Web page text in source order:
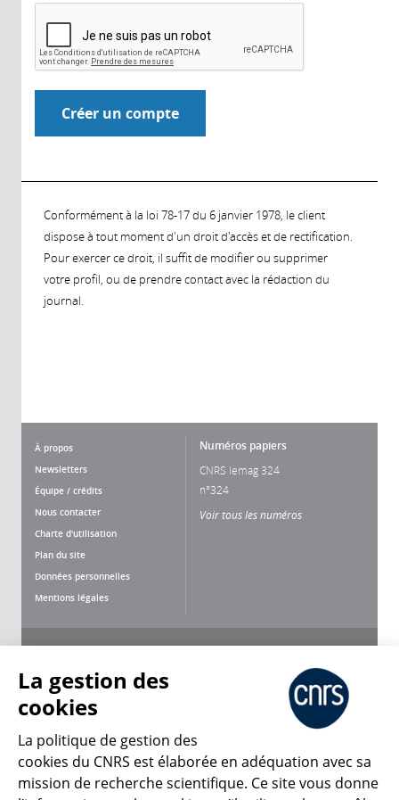
Conformément à la loi 78-17 du 6 janvier 1978, le client
dispose à tout moment d'un droit d'accès et de rectification.
Pour exercer ce droit, il suffit de modifier ou supprimer
votre profil, ou de prendre contact avec la rédaction du
journal.
À propos
Newsletters
Équipe / crédits
Nous contacter
Charte d'utilisation
Plan du site
Données personnelles
Mentions légales
Numéros papiers
CNRS lemag 324
n°324
Voir tous les numéros
CNRS Le Mag
La gestion des
cookies
La politique de gestion des
cookies du CNRS est élaborée en adéquation avec sa
mission de recherche scientifique. Ce site vous donne